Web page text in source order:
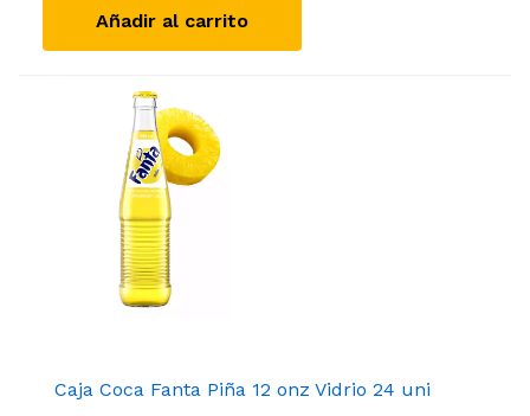
Añadir al carrito
Caja Coca Fanta Piña 12 onz Vidrio 24 uni